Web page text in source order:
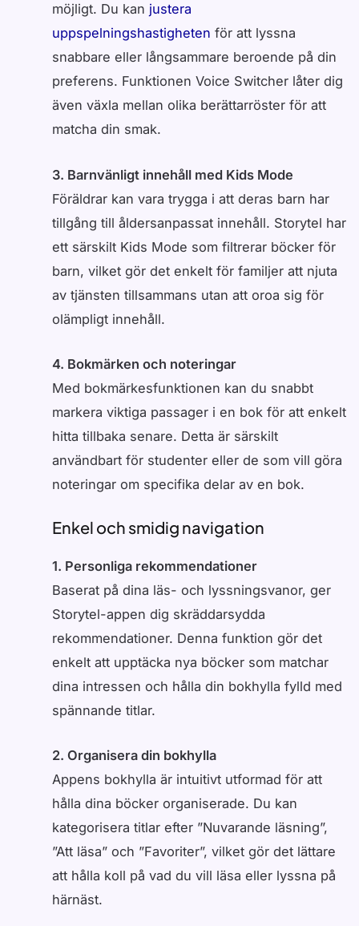
möjligt. Du kan justera
uppspelningshastigheten för att lyssna
snabbare eller långsammare beroende på din
preferens. Funktionen Voice Switcher låter dig
även växla mellan olika berättarröster för att
matcha din smak.
3. Barnvänligt innehåll med Kids Mode
Föräldrar kan vara trygga i att deras barn har
tillgång till åldersanpassat innehåll. Storytel har
ett särskilt Kids Mode som filtrerar böcker för
barn, vilket gör det enkelt för familjer att njuta
av tjänsten tillsammans utan att oroa sig för
olämpligt innehåll.
4. Bokmärken och noteringar
Med bokmärkesfunktionen kan du snabbt
markera viktiga passager i en bok för att enkelt
hitta tillbaka senare. Detta är särskilt
användbart för studenter eller de som vill göra
noteringar om specifika delar av en bok.
Enkel och smidig navigation
1. Personliga rekommendationer
Baserat på dina läs- och lyssningsvanor, ger
Storytel-appen dig skräddarsydda
rekommendationer. Denna funktion gör det
enkelt att upptäcka nya böcker som matchar
dina intressen och hålla din bokhylla fylld med
spännande titlar.
2. Organisera din bokhylla
Appens bokhylla är intuitivt utformad för att
hålla dina böcker organiserade. Du kan
kategorisera titlar efter ”Nuvarande läsning”,
”Att läsa” och ”Favoriter”, vilket gör det lättare
att hålla koll på vad du vill läsa eller lyssna på
härnäst.